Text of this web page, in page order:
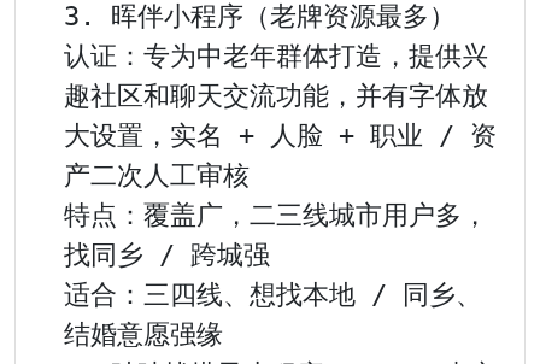
3. 晖伴小程序（老牌资源最多）
认证：专为中老年群体打造，提供兴
趣社区和聊天交流功能，并有字体放
大设置，实名 + 人脸 + 职业 / 资
产二次人工审核
特点：覆盖广，二三线城市用户多，
找同乡 / 跨城强
适合：三四线、想找本地 / 同乡、
结婚意愿强缘